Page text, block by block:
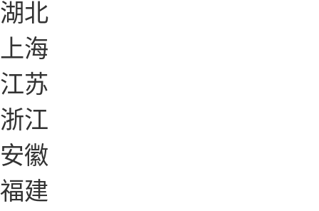
湖北
上海
江苏
浙江
安徽
福建